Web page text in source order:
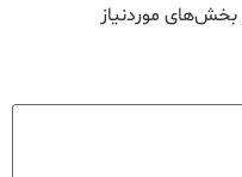
بخش‌های موردنیاز